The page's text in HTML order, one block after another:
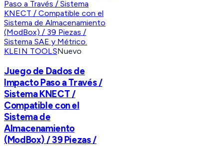
KLEIN TOOLSNuevo
Juego de Dados de
Impacto Paso a Través /
Sistema KNECT /
Compatible con el
Sistema de
Almacenamiento
(ModBox) / 39 Piezas /